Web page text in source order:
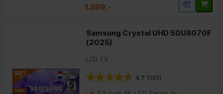
1.399,-
Samsung Crystal UHD 50U8070F
(2025)
LED TV
4.7 (101)